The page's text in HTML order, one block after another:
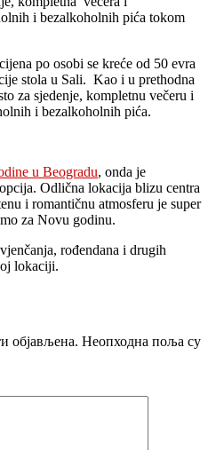
i bezalkoholnih pića tokom
po osobi se kreće od 50 evra
stola u Sali. Kao i u prethodna
za sjedenje, kompletnu večeru i
i bezalkoholnih pića.
u Beogradu, onda je
Odlična lokacija blizu centra
i romantičnu atmosferu je super
za Novu godinu.
rođendana i drugih
lokaciji.
објављена. Неопходна поља су